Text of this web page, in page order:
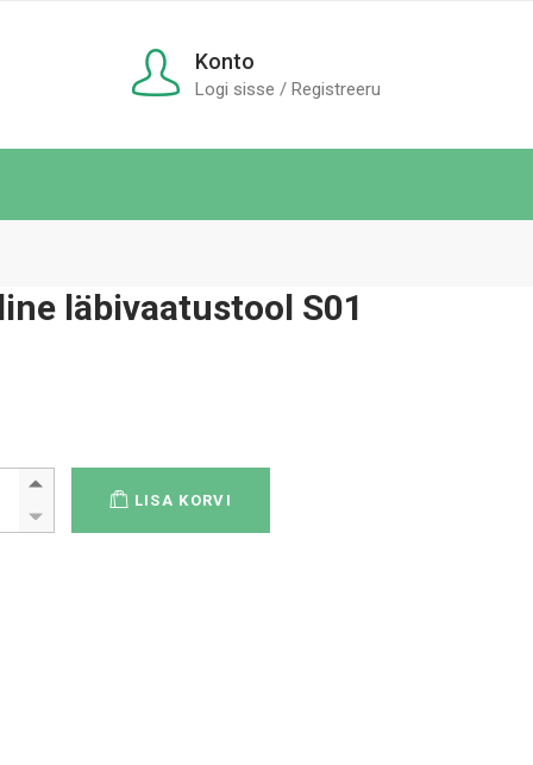
Konto
Logi sisse / Registreeru
läbivaatustool S01
läbivaatustool S01 quantity
LISA KORVI